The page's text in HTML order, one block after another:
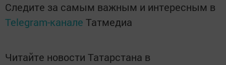
Следите за самым важным и интересным в
Telegram-канале Татмедиа
Читайте новости Татарстана в